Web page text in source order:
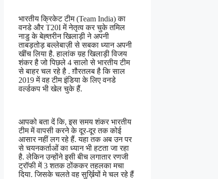
भारतीय क्रिकेट टीम (Team India) का
वनडे और T20I में नेतृत्व कर चुके तमिल
नाडु के बेह्तरीन खिलाड़ी ने अपनी
ताबड़तोड़ बल्लेबाज़ी से सबका ध्यान अपनी
खींच लिया है. हालांक य़ह खिलाड़ी विजय
शंकर है जो पिछले 4 सालो से भारतीय टीम
से बाहर चल रहे है . ग़ौरतलब है कि साल
2019 में वह टीम इंडिया के लिए वनडे
वर्ल्डकप भी खेल चुके हैं.
आपको बता दें कि, इस समय शंकर भारतीय
टीम में वापसी करने के दूर-दूर तक कोई
आसार नहीं लग रहे हैं. यहा तक अब उन पर
से चयनकर्ताओं का ध्यान भी हटता जा रहा
है. लेकिन उन्होंने इसी बीच लगातार रणजी
ट्रॉफी में 3 शतक ठोंककर तहलका मचा
दिया. जिसके चलते वह सुर्ख़ियों मे चल रहे हैं